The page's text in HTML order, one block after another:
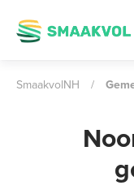
SmaakvolNH /